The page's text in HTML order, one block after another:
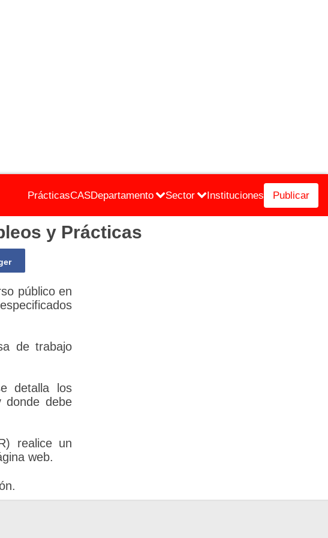
PrácticasCASDepartamento Sector Instituciones Publicar
y Prácticas
público en
de trabajo
detalla los
donde debe
realice un
web.